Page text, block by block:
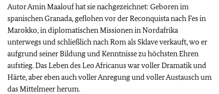
Autor Amin Maalouf hat sie nachgezeichnet: Geboren im
spanischen Granada, geflohen vor der Reconquista nach Fes in
Marokko, in diplomatischen Missionen in Nordafrika
unterwegs und schließlich nach Rom als Sklave verkauft, wo er
aufgrund seiner Bildung und Kenntnisse zu höchsten Ehren
aufstieg. Das Leben des Leo Africanus war voller Dramatik und
Härte, aber eben auch voller Anregung und voller Austausch um
das Mittelmeer herum.